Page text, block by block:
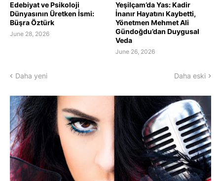
Edebiyat ve Psikoloji
Dünyasının Üretken İsmi:
Büşra Öztürk
June 28, 2026
Yeşilçam’da Yas: Kadir
İnanır Hayatını Kaybetti,
Yönetmen Mehmet Ali
Gündoğdu’dan Duygusal
Veda
June 26, 2026
Daha yeni Daha eski